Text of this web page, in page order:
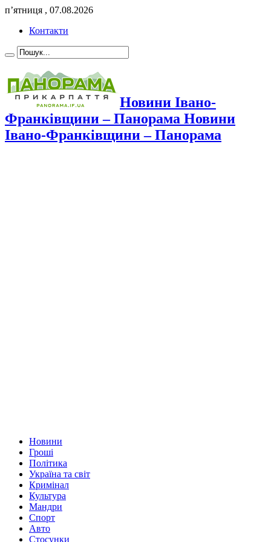
п’ятниця , 07.08.2026
Контакти
Новини Івано-
Франківщини – Панорама Новини
Івано-Франківщини – Панорама
Новини
Гроші
Політика
Україна та світ
Кримінал
Культура
Мандри
Спорт
Авто
Стосунки